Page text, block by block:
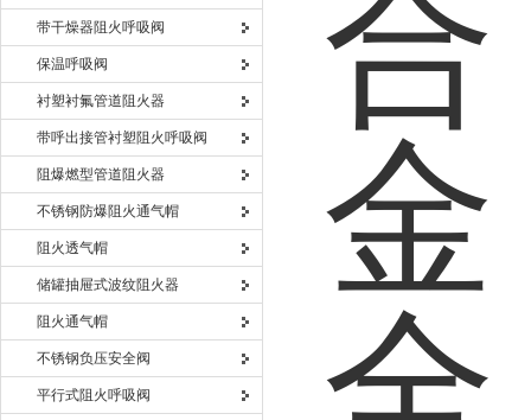
带干燥器阻火呼吸阀
保温呼吸阀
衬塑衬氟管道阻火器
带呼出接管衬塑阻火呼吸阀
阻爆燃型管道阻火器
不锈钢防爆阻火通气帽
阻火透气帽
储罐抽屉式波纹阻火器
阻火通气帽
不锈钢负压安全阀
平行式阻火呼吸阀